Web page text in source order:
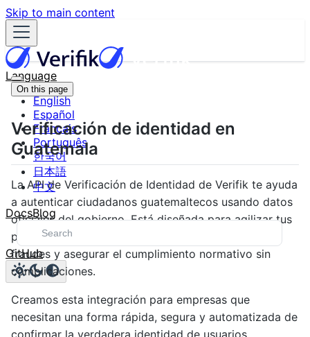
Skip to main content
Language
English
Español
Français
Português
한국어
日本語
中文
DocsBlog
GitHub
On this page
Verificación de identidad en
Guatemala
La API de Verificación de Identidad de Verifik te ayuda
a autenticar ciudadanos guatemaltecos usando datos
oficiales del gobierno. Está diseñada para agilizar tus
procesos de KYC (Conozca a su Cliente), prevenir
fraudes y asegurar el cumplimiento normativo sin
complicaciones.
Creamos esta integración para empresas que
necesitan una forma rápida, segura y automatizada de
confirmar la verdadera identidad de usuarios,